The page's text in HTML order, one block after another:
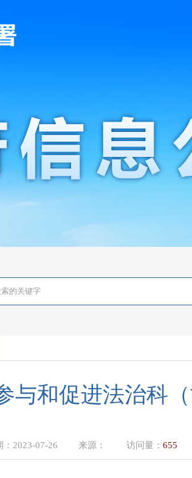
与和促进法治科
2023-07-26 来源： 访问量：655